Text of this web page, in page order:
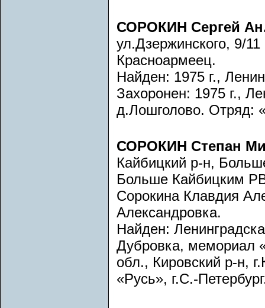
СОРОКИН Сергей
ул.Дзержинского, 9/
Красноармеец.
Найден: 1975 г.,
Захоронен: 1975 г.,
д.Лошголово. Отряд:
СОРОКИН Степан
Кайбицкий р-н,
Больше Кайбицким
Сорокина Клавдия
Александровка.
Найден:
Дубровка, мемориал
обл., Кировский р-н,
«Русь», г.С.-